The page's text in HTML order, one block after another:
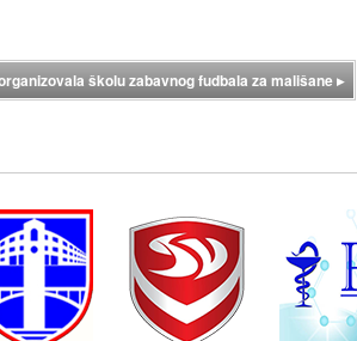
školu zabavnog fudbala za mališane▸